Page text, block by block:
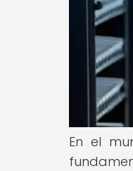
En el